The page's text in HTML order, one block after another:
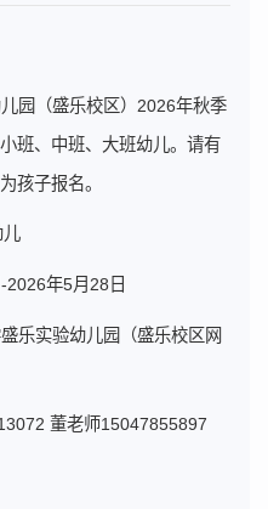
园（盛乐校区）2026年秋季
班、中班、大班幼儿。请有
孩子报名。
年5月28日
乐实验幼儿园（盛乐校区网
董老师15047855897